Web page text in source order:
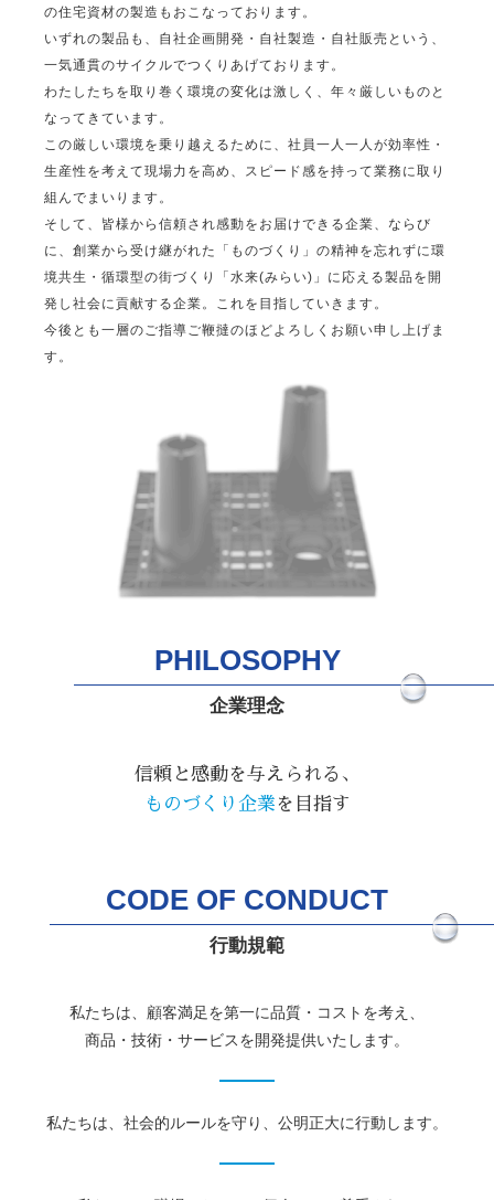
の住宅資材の製造もおこなっております。
いずれの製品も、自社企画開発・自社製造・自社販売という、
一気通貫のサイクルでつくりあげております。
わたしたちを取り巻く環境の変化は激しく、年々厳しいものと
なってきています。
この厳しい環境を乗り越えるために、社員一人一人が効率性・
生産性を考えて現場力を高め、スピード感を持って業務に取り
組んでまいります。
そして、皆様から信頼され感動をお届けできる企業、ならび
に、創業から受け継がれた「ものづくり」の精神を忘れずに環
境共生・循環型の街づくり「水来(みらい)」に応える製品を開
発し社会に貢献する企業。これを目指していきます。
今後とも一層のご指導ご鞭撻のほどよろしくお願い申し上げま
す。
PHILOSOPHY
企業理念
信頼と感動を与えられる、
ものづくり企業 を目指す
CODE OF CONDUCT
行動規範
私たちは、顧客満足を第一に品質・コストを考え、
商品・技術・サービスを開発提供いたします。
私たちは、社会的ルールを守り、公明正大に行動します。